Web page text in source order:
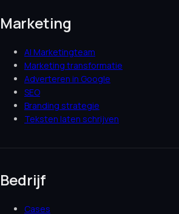
Marketing
AI Marketingteam
Marketing transformatie
Adverteren in Google
SEO
Branding strategie
Teksten laten schrijven
Bedrijf
Cases